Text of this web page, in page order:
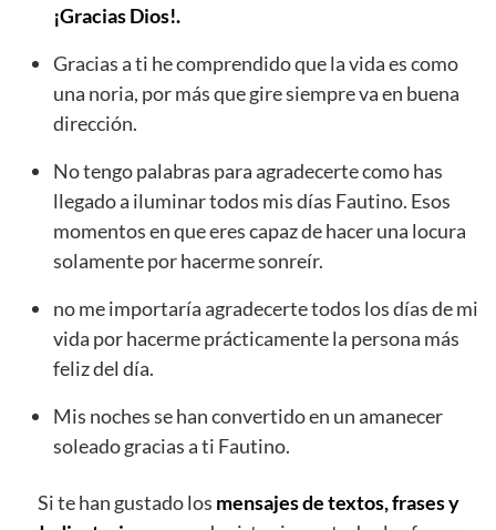
¡Gracias Dios!.
Gracias a ti he comprendido que la vida es como
una noria, por más que gire siempre va en buena
dirección.
No tengo palabras para agradecerte como has
llegado a iluminar todos mis días Fautino. Esos
momentos en que eres capaz de hacer una locura
solamente por hacerme sonreír.
no me importaría agradecerte todos los días de mi
vida por hacerme prácticamente la persona más
feliz del día.
Mis noches se han convertido en un amanecer
soleado gracias a ti Fautino.
Si te han gustado los mensajes de textos, frases y